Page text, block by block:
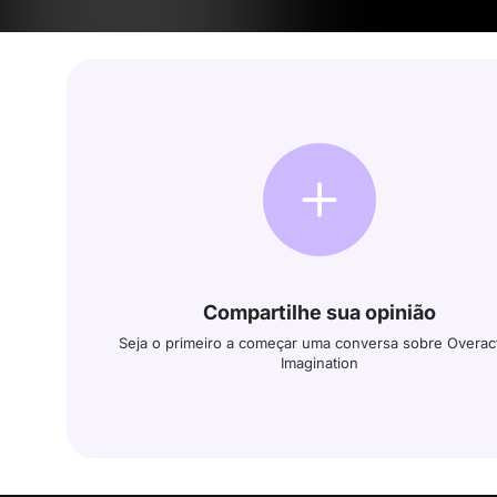
Compartilhe sua opinião
Seja o primeiro a começar uma conversa sobre
Imagination